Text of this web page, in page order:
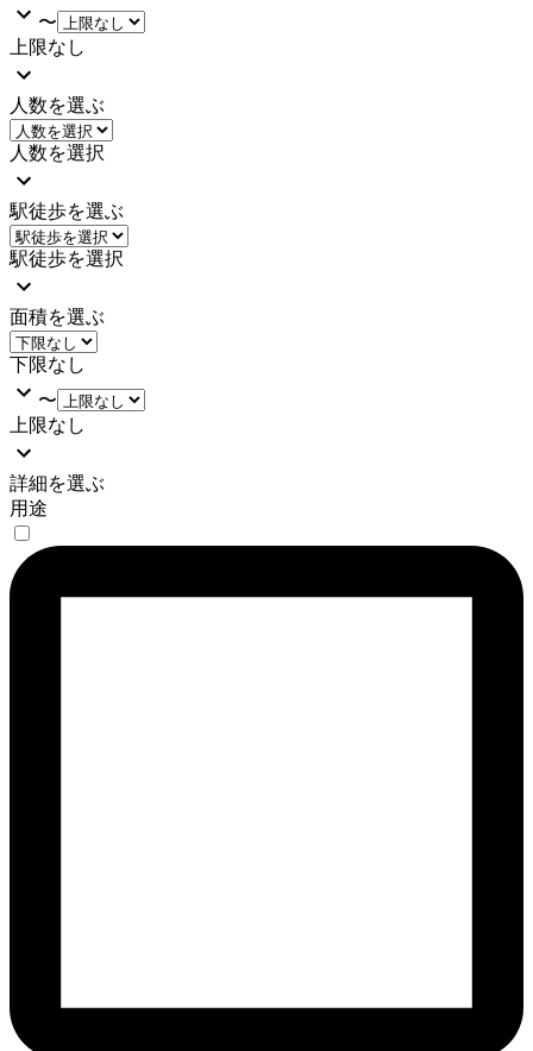
〜
上限なし
人数を選ぶ
人数を選択
駅徒歩を選ぶ
駅徒歩を選択
面積を選ぶ
下限なし
〜
上限なし
詳細を選ぶ
用途